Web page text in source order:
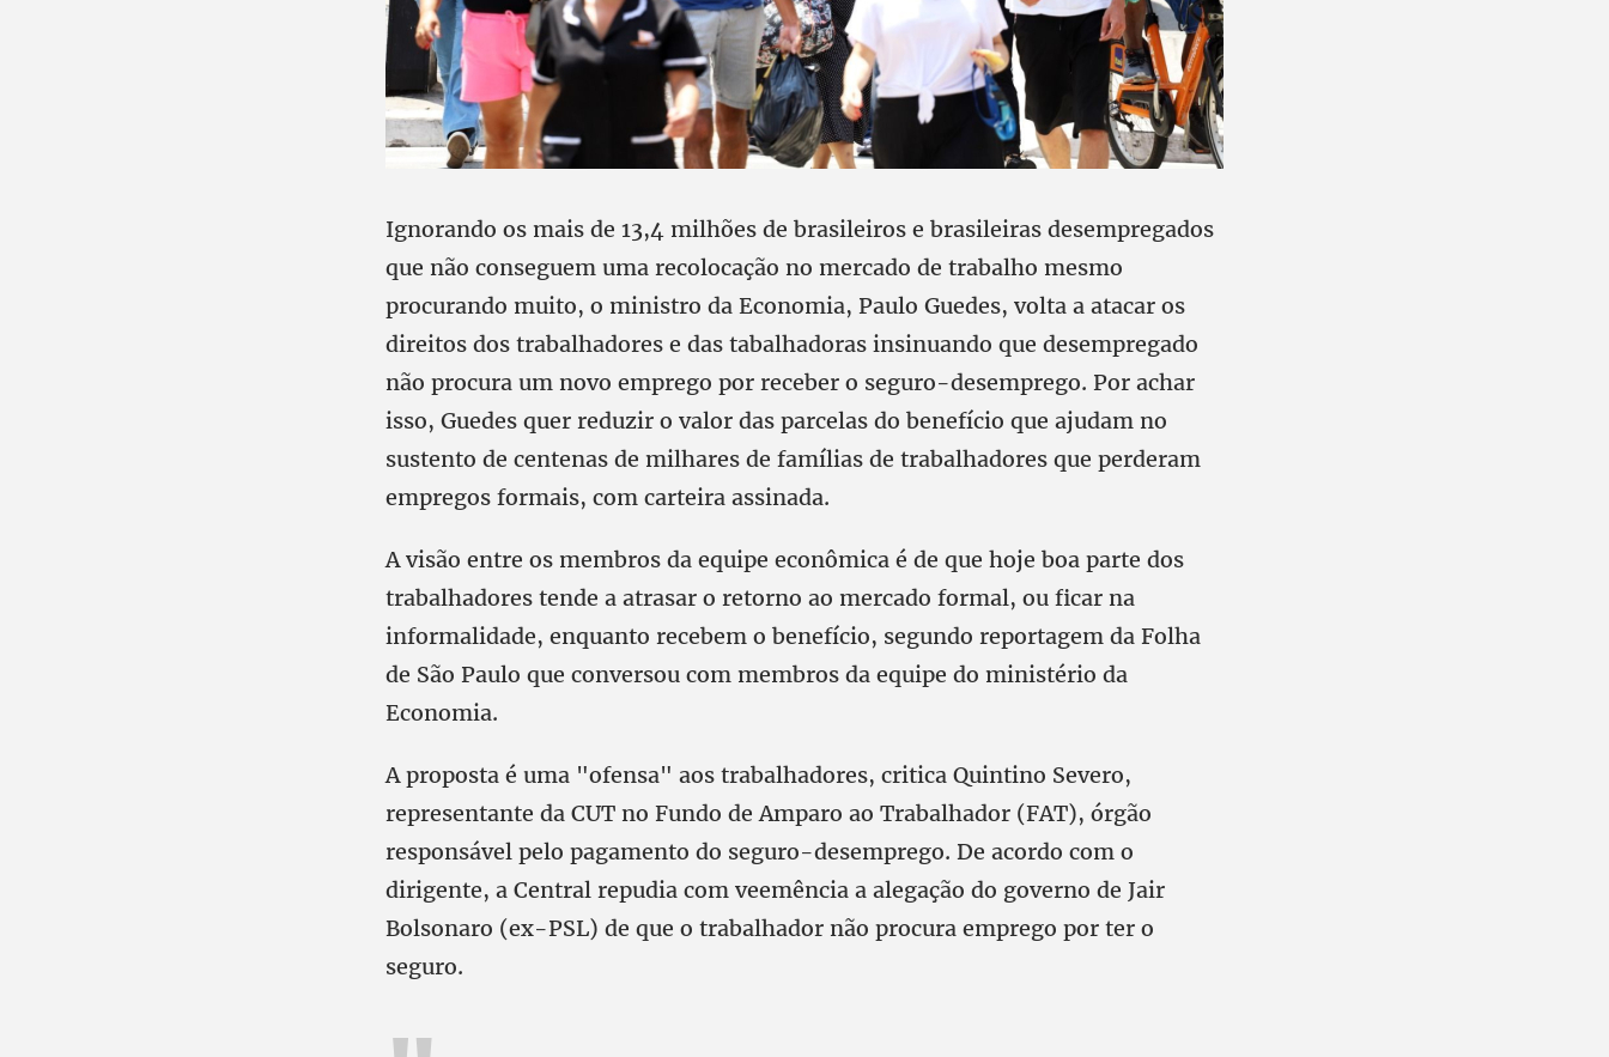
Ignorando os mais de 13,4 milhões de brasileiros e brasileiras desempregados
que não conseguem uma recolocação no mercado de trabalho mesmo
procurando muito, o ministro da Economia, Paulo Guedes, volta a atacar os
direitos dos trabalhadores e das tabalhadoras insinuando que desempregado
não procura um novo emprego por receber o seguro-desemprego. Por achar
isso, Guedes quer reduzir o valor das parcelas do benefício que ajudam no
sustento de centenas de milhares de famílias de trabalhadores que perderam
empregos formais, com carteira assinada.
A visão entre os membros da equipe econômica é de que hoje boa parte dos
trabalhadores tende a atrasar o retorno ao mercado formal, ou ficar na
informalidade, enquanto recebem o benefício, segundo reportagem da Folha
de São Paulo que conversou com membros da equipe do ministério da
Economia.
A proposta é uma "ofensa" aos trabalhadores, critica Quintino Severo,
representante da CUT no Fundo de Amparo ao Trabalhador (FAT), órgão
responsável pelo pagamento do seguro-desemprego. De acordo com o
dirigente, a Central repudia com veemência a alegação do governo de Jair
Bolsonaro (ex-PSL) de que o trabalhador não procura emprego por ter o
seguro.